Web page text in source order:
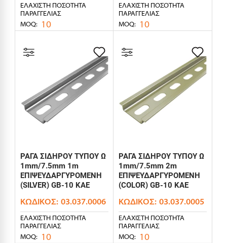
ΕΛΆΧΙΣΤΗ ΠΟΣΌΤΗΤΑ
ΠΑΡΑΓΓΕΛΊΑΣ
MOQ: 10
ΕΛΆΧΙΣΤΗ ΠΟΣΌΤΗΤΑ
ΠΑΡΑΓΓΕΛΊΑΣ
MOQ: 10
ΡΑΓΑ ΣΙΔΗΡΟΥ ΤΥΠΟΥ Ω
1mm/7.5mm 1m
ΕΠΙΨΕΥΔΑΡΓΥΡΟΜΕΝΗ
(SILVER) GB-10 KAE
ΚΩΔΙΚΌΣ: 03.037.0006
ΕΛΆΧΙΣΤΗ ΠΟΣΌΤΗΤΑ
ΠΑΡΑΓΓΕΛΊΑΣ
MOQ: 10
ΡΑΓΑ ΣΙΔΗΡΟΥ ΤΥΠΟΥ Ω
1mm/7.5mm 2m
ΕΠΙΨΕΥΔΑΡΓΥΡΟΜΕΝΗ
(COLOR) GB-10 KAE
ΚΩΔΙΚΌΣ: 03.037.0005
ΕΛΆΧΙΣΤΗ ΠΟΣΌΤΗΤΑ
ΠΑΡΑΓΓΕΛΊΑΣ
MOQ: 10